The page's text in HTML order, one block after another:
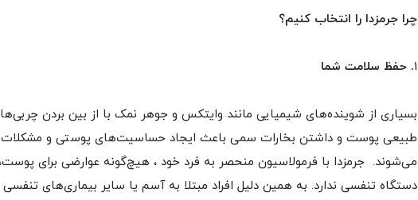
چرا جرمزدا را انتخاب کنیم؟
1. حفظ سلامت شما
بسیاری از شوینده‌های شیمیایی مانند وایتکس و جوهر نمک با از بین بردن
طبیعی پوست و داشتن بخارات سمی باعث ایجاد حساسیت‌های پوستی و
می‌شوند. جرمزدا با فرمولاسیون منحصر به فرد خود ، هیچ‌گونه عوارضی برای
دستگاه تنفسی ندارد. به همین دلیل افراد مبتلا به آسم یا سایر بیماری‌های تنفسی